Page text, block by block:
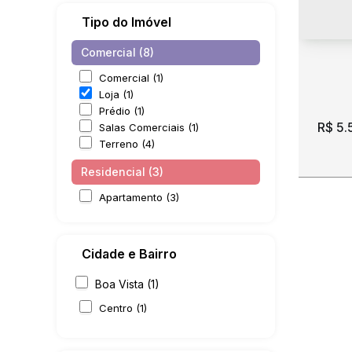
Tipo do Imóvel
Comercial (8)
Comercial (1)
Loja (1)
Prédio (1)
Salas Comerciais (1)
Terreno (4)
Residencial (3)
Apartamento (3)
Cidade e Bairro
Boa Vista (1)
Centro (1)
R$